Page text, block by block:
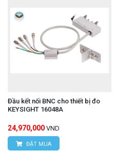
Đầu kết nối BNC cho thiết bị đo
KEYSIGHT 16048A
24,970,000 VND
ĐẶT MUA